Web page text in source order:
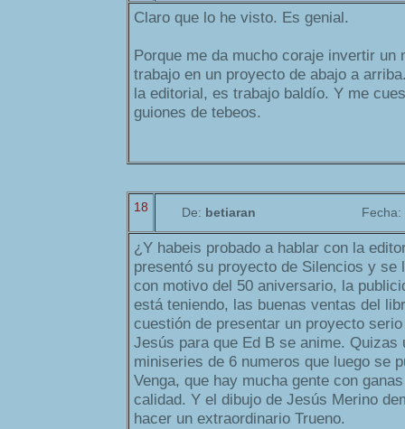
Claro que lo he visto. Es genial.
Porque me da mucho coraje invertir un
trabajo en un proyecto de abajo a
la editorial, es trabajo baldío. Y me
guiones de tebeos.
18 De: betiaran Fecha:
¿Y habeis probado a hablar con la
presentó su proyecto de Silencios y se
con motivo del 50 aniversario, la
está teniendo, las buenas ventas del
cuestión de presentar un proyecto
Jesús para que Ed B se anime. Quizas
miniseries de 6 numeros que luego se
Venga, que hay mucha gente con
calidad. Y el dibujo de Jesús Merino
hacer un extraordinario Trueno.